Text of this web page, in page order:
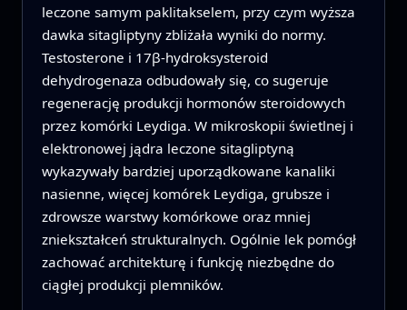
leczone samym paklitakselem, przy czym wyższa
dawka sitagliptyny zbliżała wyniki do normy.
Testosterone i 17β‑hydroksysteroid
dehydrogenaza odbudowały się, co sugeruje
regenerację produkcji hormonów steroidowych
przez komórki Leydiga. W mikroskopii świetlnej i
elektronowej jądra leczone sitagliptyną
wykazywały bardziej uporządkowane kanaliki
nasienne, więcej komórek Leydiga, grubsze i
zdrowsze warstwy komórkowe oraz mniej
zniekształceń strukturalnych. Ogólnie lek pomógł
zachować architekturę i funkcję niezbędne do
ciągłej produkcji plemników.